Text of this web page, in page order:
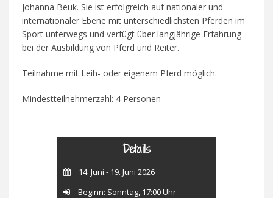
Johanna Beuk. Sie ist erfolgreich auf nationaler und
internationaler Ebene mit unterschiedlichsten Pferden im
Sport unterwegs und verfügt über langjährige Erfahrung
bei der Ausbildung von Pferd und Reiter.
Teilnahme mit Leih- oder eigenem Pferd möglich.
Mindestteilnehmerzahl: 4 Personen
Details
14. Juni - 19. Juni 2026
Beginn: Sonntag, 17:00 Uhr